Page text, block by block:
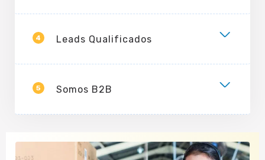
4 Leads Qualificados
5 Somos B2B